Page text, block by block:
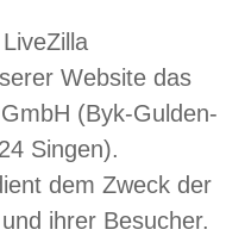
Website das
(Byk-Gulden-
Singen).
dem Zweck der
ihrer Besucher.